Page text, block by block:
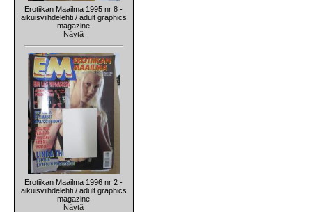
Erotiikan Maailma 1995 nr 8 -
aikuisviihdelehti / adult graphics
magazine
Näytä
Erotiikan Maailma 1996 nr 2 -
aikuisviihdelehti / adult graphics
magazine
Näytä